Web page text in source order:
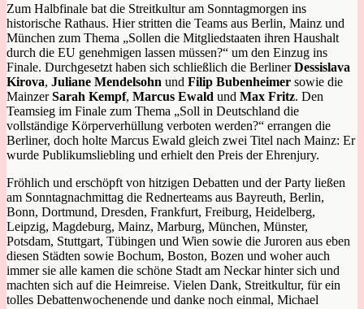
Zum Halbfinale bat die Streitkultur am Sonntagmorgen ins
historische Rathaus. Hier stritten die Teams aus Berlin, Mainz und
München zum Thema „Sollen die Mitgliedstaaten ihren Haushalt
durch die EU genehmigen lassen müssen?“ um den Einzug ins
Finale. Durchgesetzt haben sich schließlich die BerlinerDessislava
Kirova, Juliane Mendelsohn und Filip Bubenheimer sowie die
MainzerSarah Kempf, Marcus Ewald und Max Fritz. Den
Teamsieg im Finale zum Thema „Soll in Deutschland die
vollständige Körperverhüllung verboten werden?“ errangen die
Berliner, doch holte Marcus Ewald gleich zwei Titel nach Mainz: Er
wurde Publikumsliebling und erhielt den Preis der Ehrenjury.
Fröhlich und erschöpft von hitzigen Debatten und der Party ließen
am Sonntagnachmittag die Rednerteams aus Bayreuth, Berlin,
Bonn, Dortmund, Dresden, Frankfurt, Freiburg, Heidelberg,
Leipzig, Magdeburg, Mainz, Marburg, München, Münster,
Potsdam, Stuttgart, Tübingen und Wien sowie die Juroren aus eben
diesen Städten sowie Bochum, Boston, Bozen und woher auch
immer sie alle kamen die schöne Stadt am Neckar hinter sich und
machten sich auf die Heimreise. Vielen Dank, Streitkultur, für ein
tolles Debattenwochenende und danke noch einmal, Michael